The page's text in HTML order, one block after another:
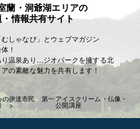
蘭・洞爺湖エリアの
情報共有サイト
しゃなび」とウェブマガジン
！
温泉あり…ジオパークを擁する北
の素敵な魅力を共有します！
の伊達市民 第一アイスクリーム・仏像・
公開講座